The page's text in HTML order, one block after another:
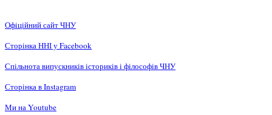
Офіційний сайт ЧНУ
Сторінка ННІ у Facebook
Спільнота випускників істориків і філософів ЧНУ
Сторінка в Instagram
Ми на Youtube